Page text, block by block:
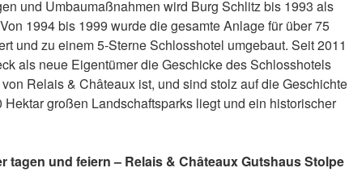
und Umbaumaßnahmen wird Burg Schlitz bis 1993 als
1994 bis 1999 wurde die gesamte Anlage für über 75
und zu einem 5-Sterne Schlosshotel umgebaut. Seit 2011
als neue Eigentümer die Geschicke des Schlosshotels
Relais & Châteaux ist, und sind stolz auf die Geschichte
großen Landschaftsparks liegt und ein historischer
tagen und feiern – Relais & Châteaux Gutshaus Stolpe